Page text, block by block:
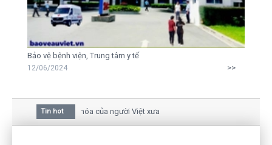
Bảo vệ bệnh viện, Trung tâm y tế
12/06/2024 >>
Tin hot
mai trong văn hóa của người Việt xưa
bức thư gửi mẹ của người... tử tù và của CEO